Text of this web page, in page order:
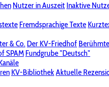
Nutzer in Auszeit Inaktive
Fremdsprachige Texte
& Co. Der KV-Friedhof
SPAM Fundgrube "Deutsch"
KV-BibliothekAktuelle